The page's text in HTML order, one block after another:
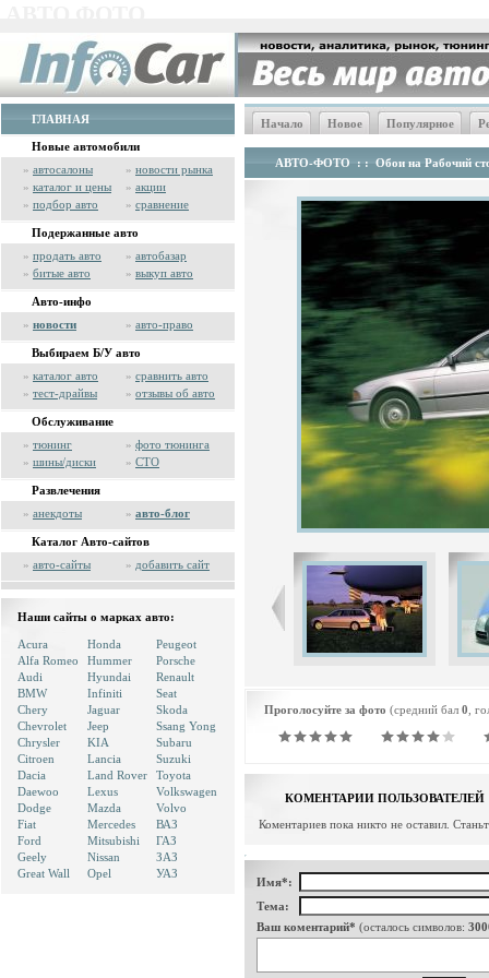
ГЛАВНАЯ
Новые автомобили
» автосалоны » новости рынка
» каталог и цены » акции
» подбор авто » сравнение
Подержанные авто
» продать авто » автобазар
» битые авто » выкуп авто
Авто-инфо
» новости » авто-право
Выбираем Б/У авто
» каталог авто » сравнить авто
» тест-драйвы » отзывы об авто
Обслуживание
» тюнинг » фото тюнинга
» шины/диски » СТО
Развлечения
» анекдоты » авто-блог
Каталог Авто-сайтов
» авто-сайты » добавить сайт
Наши сайты о марках авто:
Acura
Alfa Romeo
Audi
BMW
Chery
Chevrolet
Chrysler
Citroen
Dacia
Daewoo
Dodge
Fiat
Ford
Geely
Great Wall
Honda
Hummer
Hyundai
Infiniti
Jaguar
Jeep
KIA
Lancia
Land Rover
Lexus
Mazda
Mercedes
Mitsubishi
Nissan
Opel
Peugeot
Porsche
Renault
Seat
Skoda
Ssang Yong
Subaru
Suzuki
Toyota
Volkswagen
Volvo
ВАЗ
ГАЗ
ЗАЗ
УАЗ
Начало Новое Популярное
АВТО-ФОТО : : Обои на Рабочий
Проголосуйте за фото (средний бал 0 ,
КОМЕНТАРИИ ПОЛЬЗОВАТЕЛЕЙ
Коментариев пока никто не оставил.
Имя*:
Тема:
Ваш коментарий* (осталось символов: